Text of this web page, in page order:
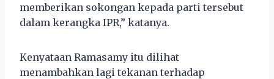
memberikan sokongan kepada parti tersebut
dalam kerangka IPR,” katanya.
Kenyataan Ramasamy itu dilihat
menambahkan lagi tekanan terhadap